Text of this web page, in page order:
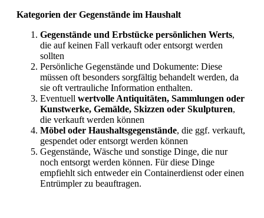
Kategorien der Gegenstände im Haushalt
Gegenstände und Erbstücke persönlichen Werts,
die auf keinen Fall verkauft oder entsorgt werden
sollten
Persönliche Gegenstände und Dokumente: Diese
müssen oft besonders sorgfältig behandelt werden, da
sie oft vertrauliche Information enthalten.
Eventuell wertvolle Antiquitäten, Sammlungen oder
Kunstwerke, Gemälde, Skizzen oder Skulpturen,
die verkauft werden können
Möbel oder Haushaltsgegenstände, die ggf. verkauft,
gespendet oder entsorgt werden können
Gegenstände, Wäsche und sonstige Dinge, die nur
noch entsorgt werden können. Für diese Dinge
empfiehlt sich entweder ein Containerdienst oder einen
Entrümpler zu beauftragen.